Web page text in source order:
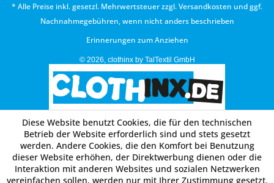
* Alle Preise inkl. gesetzl. Mehrwertsteuer zzgl.Versandkosten und ggf.
Nachnahmegebühren, wenn nicht anders beschrieben
Erinnerungen zum Anziehen
© 2026, clothinx by TalTextil GmbH
Diese Website benutzt Cookies, die für den technischen
Betrieb der Website erforderlich sind und stets gesetzt
werden. Andere Cookies, die den Komfort bei Benutzung
dieser Website erhöhen, der Direktwerbung dienen oder die
Interaktion mit anderen Websites und sozialen Netzwerken
vereinfachen sollen, werden nur mit Ihrer Zustimmung gesetzt.